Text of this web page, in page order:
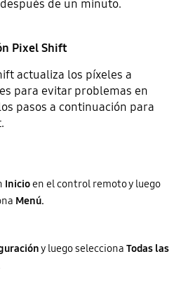
de un minuto.
Pixel Shift
actualiza los píxeles a
para evitar problemas en
pasos a continuación para
Inicioen el control remoto y luego
Menú.
y luego seleccionaTodas las